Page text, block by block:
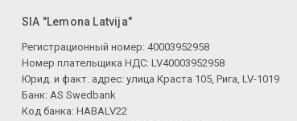
SIA "Lemona Latvija"
Регистрационный номер: 40003952958
Номер плательщика НДС: LV40003952958
Юрид. и факт. адрес: улица Краста 105, Рига, LV-1019
Банк: AS Swedbank
Код банка: HABALV22